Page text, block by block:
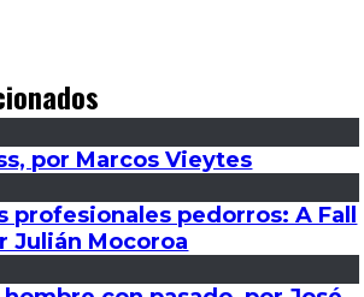
por Marcos Vieytes
profesionales pedorros: A Fall
Julián Mocoroa